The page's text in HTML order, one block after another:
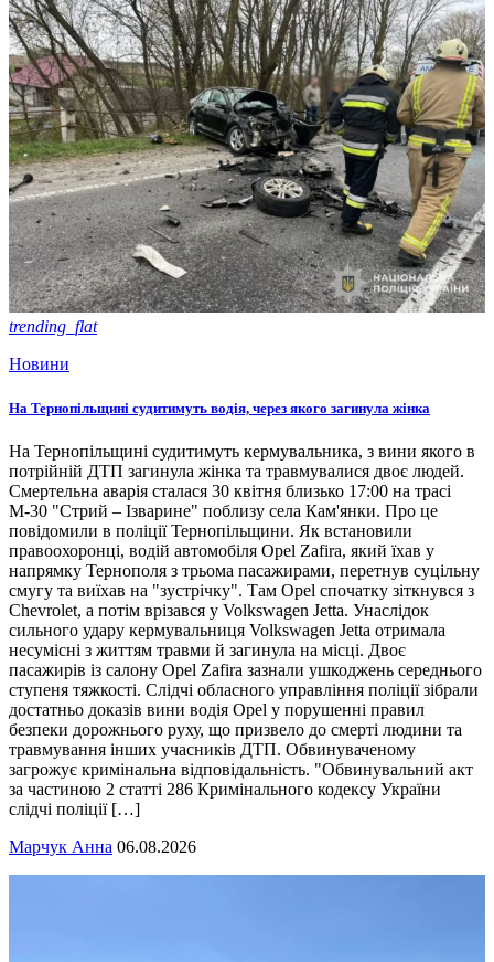
trending_flat
Новини
На Тернопільщині судитимуть водія, через якого загинула жінка
На Тернопільщині судитимуть кермувальника, з вини якого в
потрійній ДТП загинула жінка та травмувалися двоє людей.
Смертельна аварія сталася 30 квітня близько 17:00 на трасі
М-30 "Стрий – Ізварине" поблизу села Кам'янки. Про це
повідомили в поліції Тернопільщини. Як встановили
правоохоронці, водій автомобіля Opel Zafira, який їхав у
напрямку Тернополя з трьома пасажирами, перетнув суцільну
смугу та виїхав на "зустрічку". Там Opel спочатку зіткнувся з
Chevrolet, а потім врізався у Volkswagen Jetta. Унаслідок
сильного удару кермувальниця Volkswagen Jetta отримала
несумісні з життям травми й загинула на місці. Двоє
пасажирів із салону Opel Zafira зазнали ушкоджень середнього
ступеня тяжкості. Слідчі обласного управління поліції зібрали
достатньо доказів вини водія Opel у порушенні правил
безпеки дорожнього руху, що призвело до смерті людини та
травмування інших учасників ДТП. Обвинуваченому
загрожує кримінальна відповідальність. "Обвинувальний акт
за частиною 2 статті 286 Кримінального кодексу України
слідчі поліції […]
Марчук Анна 06.08.2026